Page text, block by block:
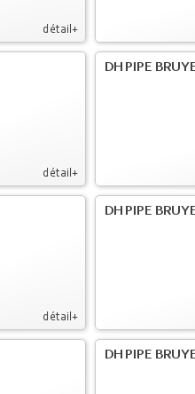
détail+
détail+
DH PIPE
détail+
DH PIPE
DH PIPE